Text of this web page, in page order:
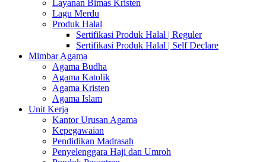
Layanan Bimas Kristen
Lagu Merdu
Produk Halal
Sertifikasi Produk Halal | Reguler
Sertifikasi Produk Halal | Self Declare
Mimbar Agama
Agama Budha
Agama Katolik
Agama Kristen
Agama Islam
Unit Kerja
Kantor Urusan Agama
Kepegawaian
Pendidikan Madrasah
Penyelenggara Haji dan Umroh